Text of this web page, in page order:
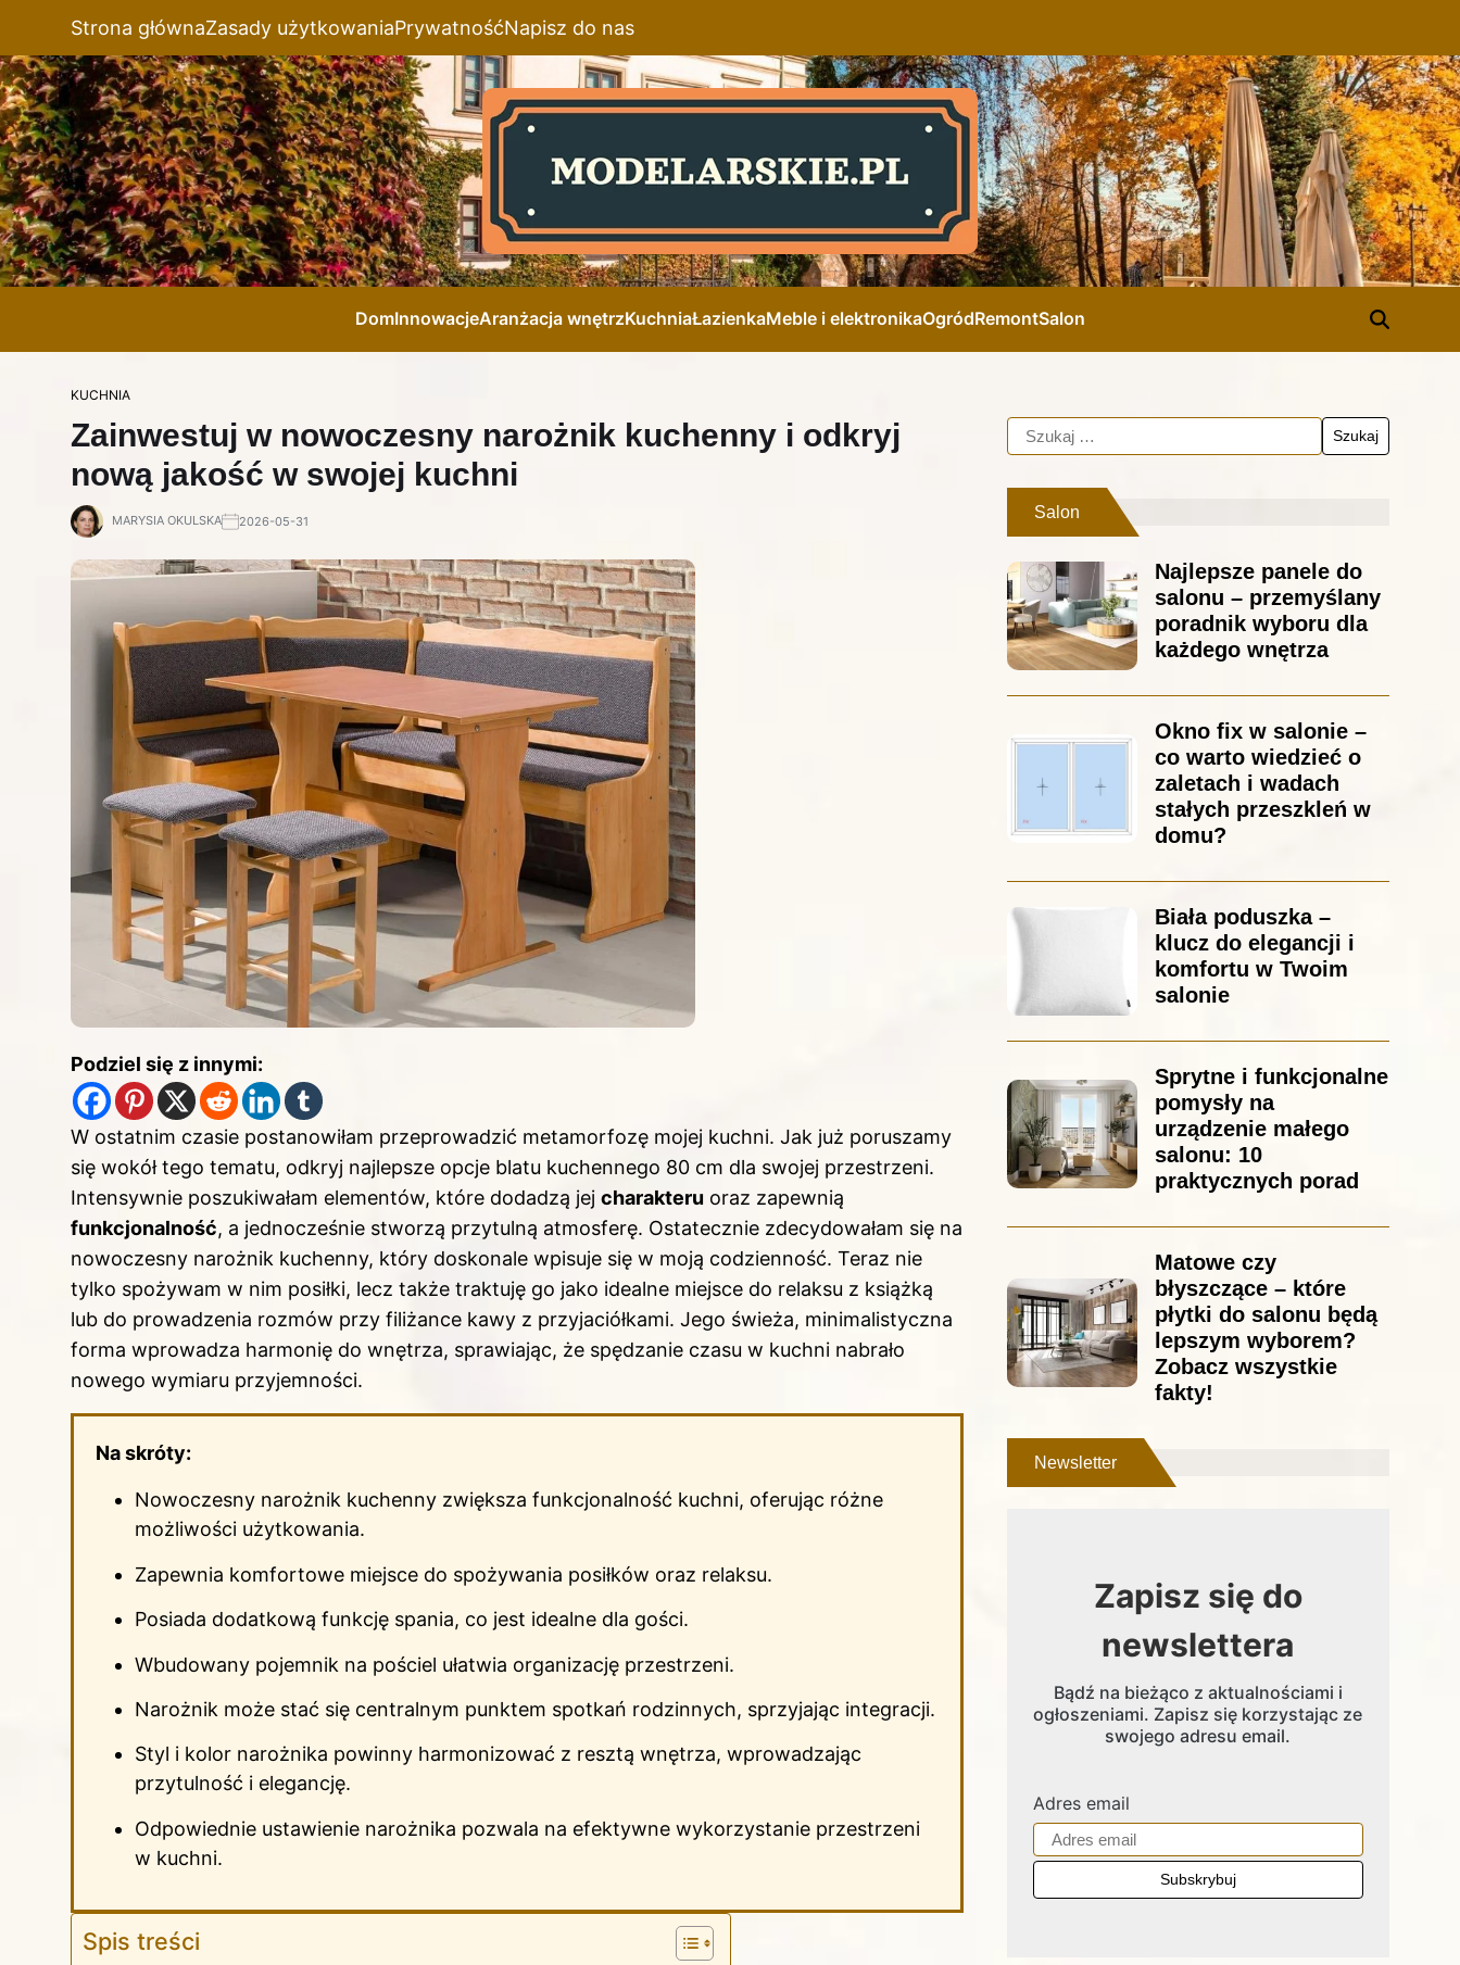
Strona głównaZasady użytkowaniaPrywatnośćNapisz do nas
DomInnowacjeAranżacja wnętrzKuchniaŁazienkaMeble i elektronikaOgródRemontSalon
KUCHNIA
Zainwestuj w nowoczesny narożnik kuchenny i odkryj
nową jakość w swojej kuchni
MARYSIA OKULSKA 2026-05-31
Podziel się z innymi:
W ostatnim czasie postanowiłam przeprowadzić metamorfozę mojej kuchni. Jak już poruszamy
się wokół tego tematu, odkryj najlepsze opcje blatu kuchennego 80 cm dla swojej przestrzeni.
Intensywnie poszukiwałam elementów, które dodadzą jej charakteru oraz zapewnią
funkcjonalność, a jednocześnie stworzą przytulną atmosferę. Ostatecznie zdecydowałam się na
nowoczesny narożnik kuchenny, który doskonale wpisuje się w moją codzienność. Teraz nie
tylko spożywam w nim posiłki, lecz także traktuję go jako idealne miejsce do relaksu z książką
lub do prowadzenia rozmów przy filiżance kawy z przyjaciółkami. Jego świeża, minimalistyczna
forma wprowadza harmonię do wnętrza, sprawiając, że spędzanie czasu w kuchni nabrało
nowego wymiaru przyjemności.
Na skróty:
Nowoczesny narożnik kuchenny zwiększa funkcjonalność kuchni, oferując różne
możliwości użytkowania.
Zapewnia komfortowe miejsce do spożywania posiłków oraz relaksu.
Posiada dodatkową funkcję spania, co jest idealne dla gości.
Wbudowany pojemnik na pościel ułatwia organizację przestrzeni.
Narożnik może stać się centralnym punktem spotkań rodzinnych, sprzyjając integracji.
Styl i kolor narożnika powinny harmonizować z resztą wnętrza, wprowadzając
przytulność i elegancję.
Odpowiednie ustawienie narożnika pozwala na efektywne wykorzystanie przestrzeni
w kuchni.
Spis treści
Salon
Najlepsze panele do
salonu – przemyślany
poradnik wyboru dla
każdego wnętrza
Okno fix w salonie –
co warto wiedzieć o
zaletach i wadach
stałych przeszkleń w
domu?
Biała poduszka –
klucz do elegancji i
komfortu w Twoim
salonie
Sprytne i funkcjonalne
pomysły na
urządzenie małego
salonu: 10
praktycznych porad
Matowe czy
błyszczące – które
płytki do salonu będą
lepszym wyborem?
Zobacz wszystkie
fakty!
Newsletter
Zapisz się do
newslettera
Bądź na bieżąco z aktualnościami i
ogłoszeniami. Zapisz się korzystając ze
swojego adresu email.
Adres email